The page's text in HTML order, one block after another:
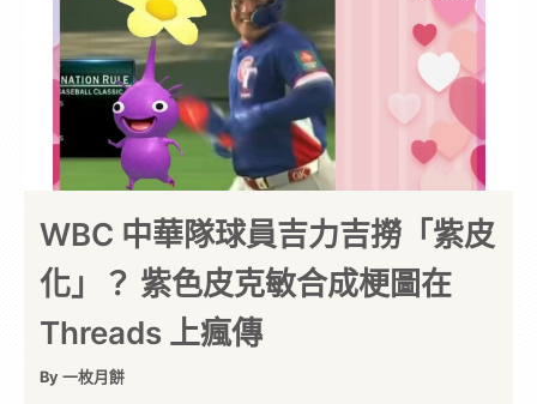
WBC 中華隊球員吉力吉撈「紫皮
化」？ 紫色皮克敏合成梗圖在
Threads 上瘋傳
By 一枚月餅